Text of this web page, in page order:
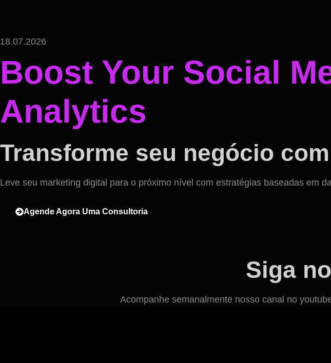
18.07.2026
Boost Your Social
Analytics
Transforme seu negócio
Leve seu marketing digital para o próximo nível com estratégias baseadas em
Agende Agora Uma Consultoria
Siga
Acompanhe semanalmente nosso canal no